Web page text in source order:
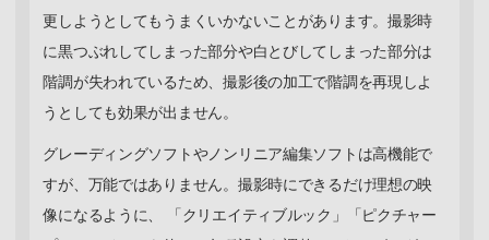
更しようとしてもうまくいかないことがあります。撮影時
に黒つぶれしてしまった部分や白とびしてしまった部分は
階調が失われているため、撮影後の加工で階調を再現しよ
うとしても効果が出ません。
グレーディングソフトやノンリニア編集ソフトは高機能で
すが、万能ではありません。撮影時にできるだけ理想の映
像になるように、 「クリエイティブルック」「ピクチャー